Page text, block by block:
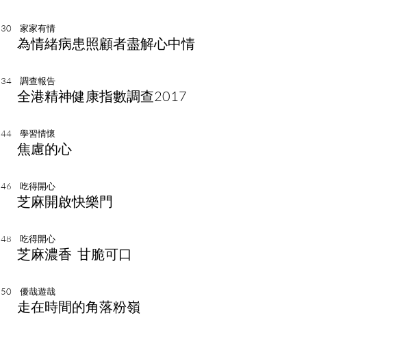
30 家家有情
為情緒病患照顧者盡解心中情
34 調查報告
全港精神健康指數調查2017
44 學習情懷
焦慮的心
46 吃得開心
芝麻開啟快樂門
48 吃得開心
芝麻濃香 甘脆可口
50 優哉遊哉
走在時間的角落粉嶺